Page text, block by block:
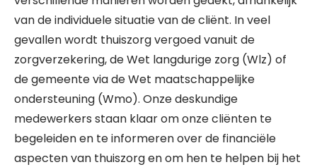
van de individuele situatie van de cliënt. In veel
gevallen wordt thuiszorg vergoed vanuit de
zorgverzekering, de Wet langdurige zorg (Wlz) of
de gemeente via de Wet maatschappelijke
ondersteuning (Wmo). Onze deskundige
medewerkers staan klaar om onze cliënten te
begeleiden en te informeren over de financiële
aspecten van thuiszorg en om hen te helpen bij het